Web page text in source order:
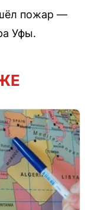
пожар —
Уфы.